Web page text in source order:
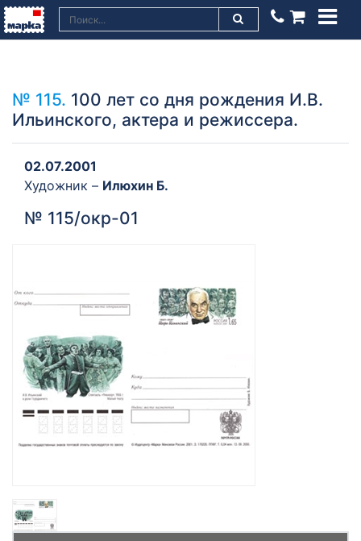
№ 115. 100 лет со дня рождения И.В.
Ильинского, актера и режиссера.
02.07.2001
Художник – Илюхин Б.
№ 115/окр-01